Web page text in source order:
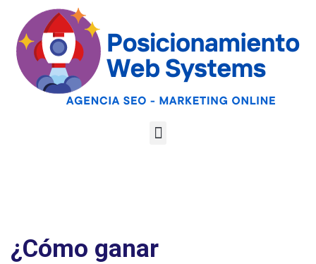
¿Cómo ganar
Optimiza tu web
para las AI
Google
Overviews y los
LLMs
Analiza tu web gratis